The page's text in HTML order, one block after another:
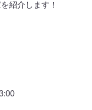
紹介します！